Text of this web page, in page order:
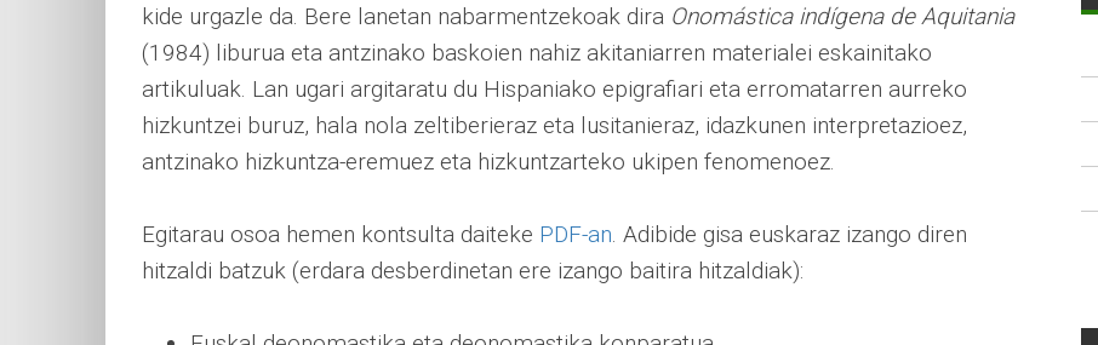
kide urgazle da. Bere lanetan nabarmentzekoak dira Onomástica indígena de Aquitania
(1984) liburua eta antzinako baskoien nahiz akitaniarren materialei eskainitako
artikuluak. Lan ugari argitaratu du Hispaniako epigrafiari eta erromatarren aurreko
hizkuntzei buruz, hala nola zeltiberieraz eta lusitanieraz, idazkunen interpretazioez,
antzinako hizkuntza-eremuez eta hizkuntzarteko ukipen fenomenoez.
Egitarau osoa hemen kontsulta daiteke PDF-an. Adibide gisa euskaraz izango diren
hitzaldi batzuk (erdara desberdinetan ere izango baitira hitzaldiak):